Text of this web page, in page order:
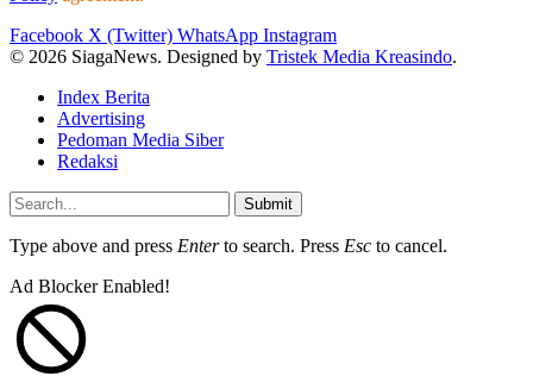
Facebook X (Twitter) WhatsApp Instagram
© 2026 SiagaNews. Designed by Tristek Media Kreasindo.
Index Berita
Advertising
Pedoman Media Siber
Redaksi
Submit
Type above and press Enterto search. Press Esc to cancel.
Ad Blocker Enabled!